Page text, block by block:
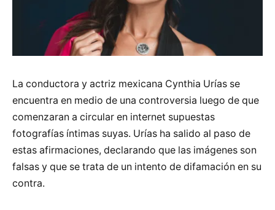
La conductora y actriz mexicana Cynthia Urías se
encuentra en medio de una controversia luego de que
comenzaran a circular en internet supuestas
fotografías íntimas suyas. Urías ha salido al paso de
estas afirmaciones, declarando que las imágenes son
falsas y que se trata de un intento de difamación en su
contra.